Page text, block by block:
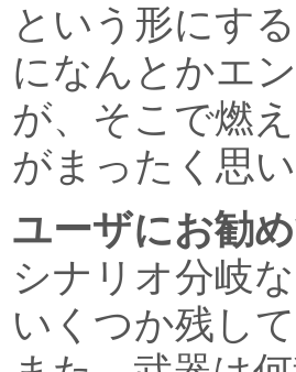
という形にす
になんとかエ
が、そこで燃
がまったく思
ユーザにお勧
シナリオ分岐
いくつか残し